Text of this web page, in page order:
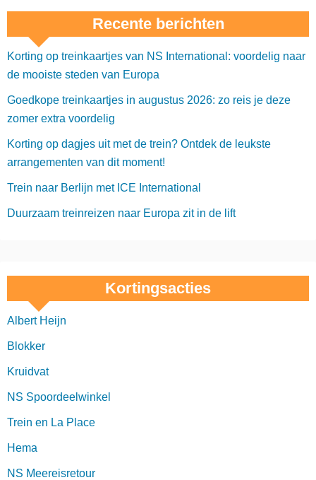
Recente berichten
Korting op treinkaartjes van NS International: voordelig naar
de mooiste steden van Europa
Goedkope treinkaartjes in augustus 2026: zo reis je deze
zomer extra voordelig
Korting op dagjes uit met de trein? Ontdek de leukste
arrangementen van dit moment!
Trein naar Berlijn met ICE International
Duurzaam treinreizen naar Europa zit in de lift
Kortingsacties
Albert Heijn
Blokker
Kruidvat
NS Spoordeelwinkel
Trein en La Place
Hema
NS Meereisretour